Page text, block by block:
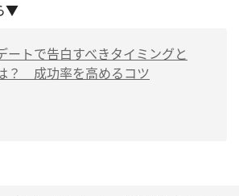
▼
ートで告白すべきタイミングと
？ 成功率を高めるコツ